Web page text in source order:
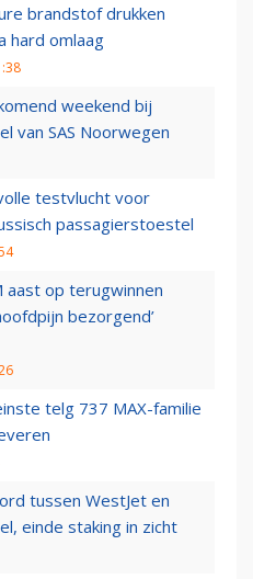
brandstof drukken
hard omlaag
weekend bij
van SAS Noorwegen
testvlucht voor
passagierstoestel
aast op terugwinnen
bezorgend’
telg 737 MAX-familie
tussen WestJet en
einde staking in zicht